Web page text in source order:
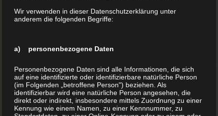
*einlösbar bei einer Bestellung ab 100 Bücher
Wir verwenden in dieser Datenschutzerklärung unter
anderem die folgenden Begriffe:
a) personenbezogene Daten
Personenbezogene Daten sind alle Informationen, die sich
auf eine identifizierte oder identifizierbare natürliche Person
(im Folgenden „betroffene Person") beziehen. Als
identifizierbar wird eine natürliche Person angesehen, die
direkt oder indirekt, insbesondere mittels Zuordnung zu einer
Kennung wie einem Namen, zu einer Kennnummer, zu